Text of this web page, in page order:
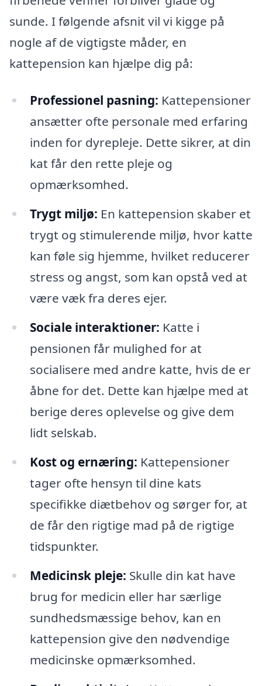
sunde. I følgende afsnit vil vi kigge på
nogle af de vigtigste måder, en
kattepension kan hjælpe dig på:
Professionel pasning: Kattepensioner
ansætter ofte personale med erfaring
inden for dyrepleje. Dette sikrer, at din
kat får den rette pleje og
opmærksomhed.
Trygt miljø: En kattepension skaber et
trygt og stimulerende miljø, hvor katte
kan føle sig hjemme, hvilket reducerer
stress og angst, som kan opstå ved at
være væk fra deres ejer.
Sociale interaktioner: Katte i
pensionen får mulighed for at
socialisere med andre katte, hvis de er
åbne for det. Dette kan hjælpe med at
berige deres oplevelse og give dem
lidt selskab.
Kost og ernæring: Kattepensioner
tager ofte hensyn til dine kats
specifikke diætbehov og sørger for, at
de får den rigtige mad på de rigtige
tidspunkter.
Medicinsk pleje: Skulle din kat have
brug for medicin eller har særlige
sundhedsmæssige behov, kan en
kattepension give den nødvendige
medicinske opmærksomhed.